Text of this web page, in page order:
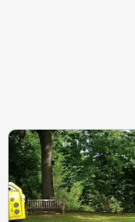
Ontdek ons